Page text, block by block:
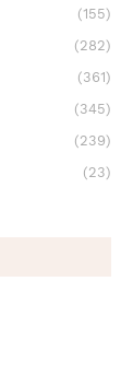
(155)
(282)
(361)
(345)
(239)
(23)